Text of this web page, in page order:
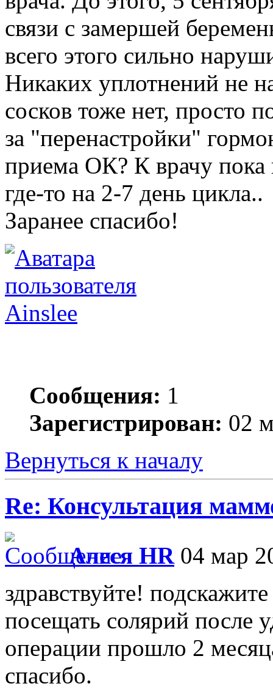
связи с замершей
всего этого сильно
Никаких уплотнений не
сосков тоже нет, просто
за "перенастройки"
приема ОК? К врачу пока
где-то на 2-7 день цикла..
Заранее спасибо!
Ainslee
Сообщения: 1
Зарегистрирован: 02
Вернуться к началу
Re: Консультация
Алеся HR04 мар
здравствуйте!
посещать солярий после
операции прошло 2
спасибо.